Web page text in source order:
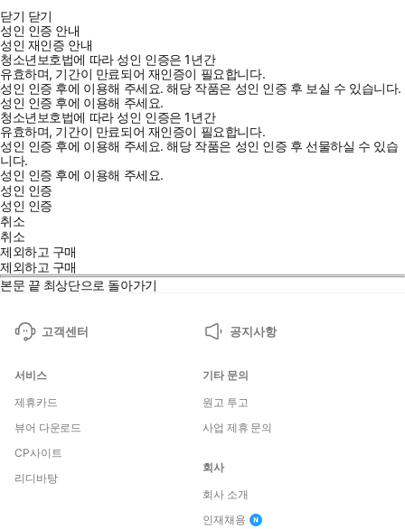
...차라리 나, 죽는 게 낫지 않아?
8살에 여성향 게임의 극악무도한 최종보스 여왕 프라이드로 환
생했다는 걸 알아차린 나.
공략 대상과 맞서는 최종보스인 만큼 전투력은 극상,
악행에 특화된 우수한 두뇌는 물론 여왕제 국가의 제1 왕녀로 권
력까지 가진 최강악역.
주위를 불행에 빠뜨리고, 파멸을 맞이할 미래가 기다린다!
...차라리 나, 죽는 게 낫지 않아?
이렇게 된 이상 공략 대상의 비극을 막고, 권위와 치트 능력을 이용
해 모두를 구하겠어요!
있사오니 이용에 참고하여 주시기 바랍니다.
- 1권: 책에 투영하다
- 3권: 다녀왔다고 말할 수 있는 날
닫기 닫기
성인 인증 안내
성인 재인증 안내
청소년보호법에 따라 성인 인증은 1년간
유효하며, 기간이 만료되어 재인증이 필요합니다.
성인 인증 후에 이용해 주세요.해당 작품은 성인 인증 후 보실 수 있습니다.
성인 인증 후에 이용해 주세요.
청소년보호법에 따라 성인 인증은 1년간
유효하며, 기간이 만료되어 재인증이 필요합니다.
성인 인증 후에 이용해 주세요.해당 작품은 성인 인증 후 선물하실 수 있습
니다.
성인 인증 후에 이용해 주세요.
성인 인증
성인 인증
취소
취소
제외하고 구매
제외하고 구매
본문 끝 최상단으로 돌아가기
고객센터 공지사항
서비스
제휴카드
뷰어 다운로드
CP사이트
리디바탕
기타 문의
원고 투고
사업 제휴 문의
회사
회사 소개
인재채용